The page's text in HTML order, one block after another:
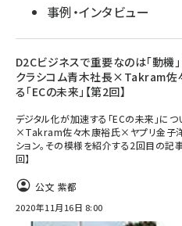
事例・インタビュー
D2Cビジネスで重要なのは「動機」
クラシコム青木社長×Takram佐
る「ECの未来」【第2回】
デジタル化が加速する「ECの未来」に
×Takram佐々木康裕氏×ヤプリ金子洋
ション。その模様を紹介する2回目の記
回】
公文 紫都
2020年11月16日 8:00